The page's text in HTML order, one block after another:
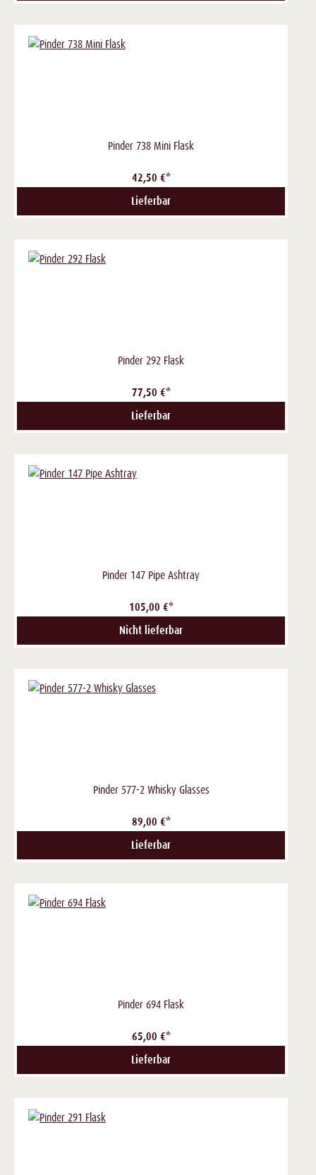
Pinder 738 Mini Flask
42,50 €*
Lieferbar
Pinder 292 Flask
77,50 €*
Lieferbar
Pinder 147 Pipe Ashtray
105,00 €*
Nicht lieferbar
Pinder 577-2 Whisky Glasses
89,00 €*
Lieferbar
Pinder 694 Flask
65,00 €*
Lieferbar